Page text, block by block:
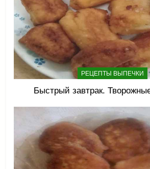
РЕЦЕПТЫ ВЫПЕЧКИ
Быстрый завтрак.